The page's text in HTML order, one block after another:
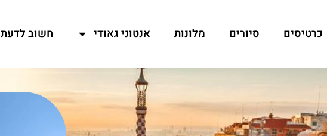
כרטיסים סיורים מלונות אנטוני גאודי חשוב לדעת